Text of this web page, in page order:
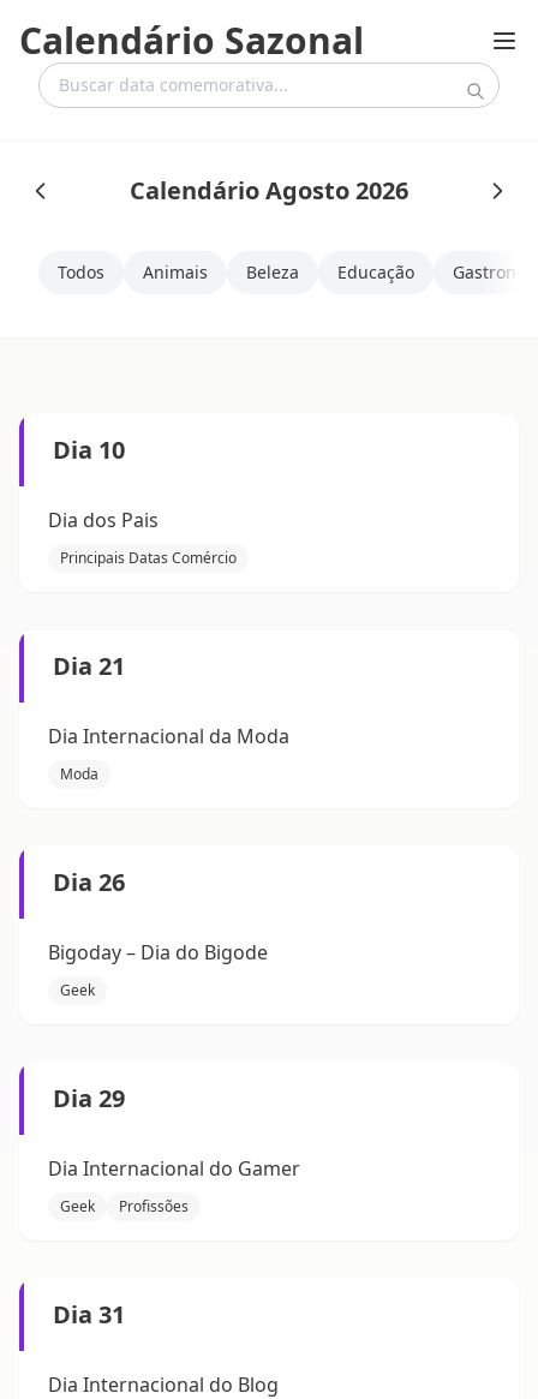
Calendário Sazonal
Calendário Agosto 2026
Todos Animais Beleza Educação
Dia 10
Dia dos Pais
Principais Datas Comércio
Dia 21
Dia Internacional da Moda
Moda
Dia 26
Bigoday – Dia do Bigode
Geek
Dia 29
Dia Internacional do Gamer
Geek Profissões
Dia 31
Dia Internacional do Blog